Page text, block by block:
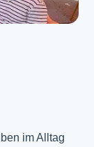
im Alltag